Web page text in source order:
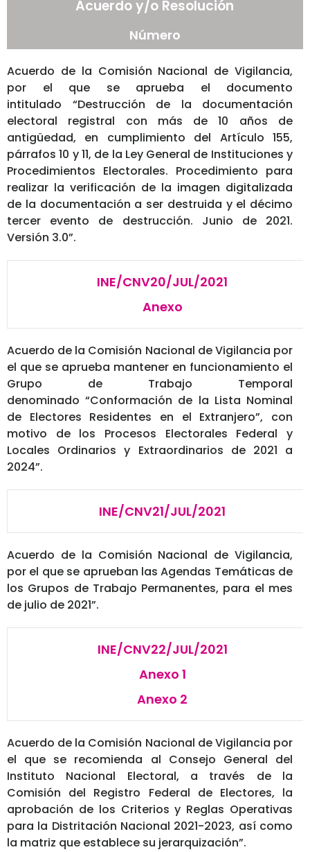
Acuerdo y/o Resolución
Número
Acuerdo de la Comisión Nacional de Vigilancia,
por el que se aprueba el documento
intitulado “Destrucción de la documentación
electoral registral con más de 10 años de
antigüedad, en cumplimiento del Artículo 155,
párrafos 10 y 11, de la Ley General de Instituciones y
Procedimientos Electorales. Procedimiento para
realizar la verificación de la imagen digitalizada
de la documentación a ser destruida y el décimo
tercer evento de destrucción. Junio de 2021.
Versión 3.0”.
INE/CNV20/JUL/2021
Anexo
Acuerdo de la Comisión Nacional de Vigilancia por
el que se aprueba mantener en funcionamiento el
Grupo de Trabajo Temporal
denominado “Conformación de la Lista Nominal
de Electores Residentes en el Extranjero”, con
motivo de los Procesos Electorales Federal y
Locales Ordinarios y Extraordinarios de 2021 a
2024”.
INE/CNV21/JUL/2021
Acuerdo de la Comisión Nacional de Vigilancia,
por el que se aprueban las Agendas Temáticas de
los Grupos de Trabajo Permanentes, para el mes
de julio de 2021”.
INE/CNV22/JUL/2021
Anexo 1
Anexo 2
Acuerdo de la Comisión Nacional de Vigilancia por
el que se recomienda al Consejo General del
Instituto Nacional Electoral, a través de la
Comisión del Registro Federal de Electores, la
aprobación de los Criterios y Reglas Operativas
para la Distritación Nacional 2021-2023, así como
la matriz que establece su jerarquización”.